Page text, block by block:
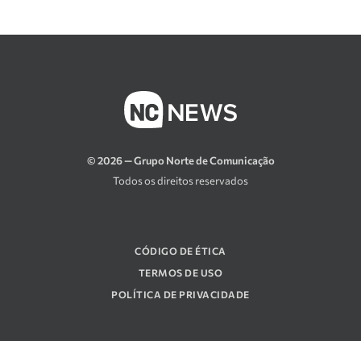
© 2026 — Grupo Norte de Comunicação
Todos os direitos reservados
CÓDIGO DE ÉTICA
TERMOS DE USO
POLÍTICA DE PRIVACIDADE